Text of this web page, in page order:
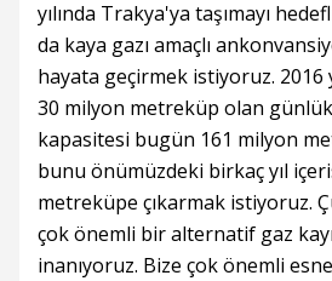
yılında Trakya'ya taşımayı
da kaya gazı amaçlı
hayata geçirmek istiyoruz. 2016
30 milyon metreküp olan
kapasitesi bugün 161 milyon
bunu önümüzdeki birkaç yıl
metreküpe çıkarmak istiyoruz.
çok önemli bir alternatif gaz
inanıyoruz. Bize çok önemli